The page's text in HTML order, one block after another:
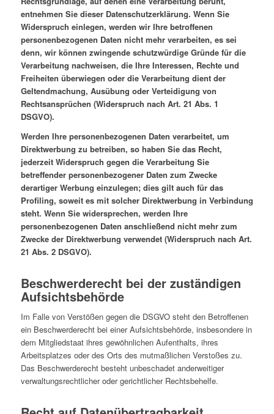
entnehmen Sie dieser Datenschutzerklärung. Wenn Sie
Widerspruch einlegen, werden wir Ihre betroffenen
personenbezogenen Daten nicht mehr verarbeiten, es sei
denn, wir können zwingende schutzwürdige Gründe für die
Verarbeitung nachweisen, die Ihre Interessen, Rechte und
Freiheiten überwiegen oder die Verarbeitung dient der
Geltendmachung, Ausübung oder Verteidigung von
Rechtsansprüchen (Widerspruch nach Art. 21 Abs. 1
DSGVO).
Werden Ihre personenbezogenen Daten verarbeitet, um
Direktwerbung zu betreiben, so haben Sie das Recht,
jederzeit Widerspruch gegen die Verarbeitung Sie
betreffender personenbezogener Daten zum Zwecke
derartiger Werbung einzulegen; dies gilt auch für das
Profiling, soweit es mit solcher Direktwerbung in Verbindung
steht. Wenn Sie widersprechen, werden Ihre
personenbezogenen Daten anschließend nicht mehr zum
Zwecke der Direktwerbung verwendet (Widerspruch nach Art.
21 Abs. 2 DSGVO).
Beschwerderecht bei der zuständigen
Aufsichtsbehörde
Im Falle von Verstößen gegen die DSGVO steht den Betroffenen
ein Beschwerderecht bei einer Aufsichtsbehörde, insbesondere in
dem Mitgliedstaat ihres gewöhnlichen Aufenthalts, ihres
Arbeitsplatzes oder des Orts des mutmaßlichen Verstoßes zu.
Das Beschwerderecht besteht unbeschadet anderweitiger
verwaltungsrechtlicher oder gerichtlicher Rechtsbehelfe.